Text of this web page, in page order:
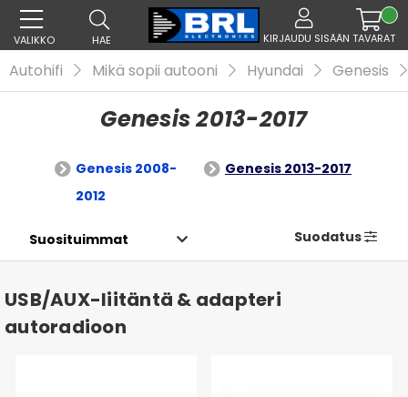
VALIKKO HAE KIRJAUDU SISÄÄN TAVARAT
Autohifi Mikä sopii autooni Hyundai Genesis
Genesis 2013-2017
Genesis 2008-
2012
Genesis 2013-2017
Suodatus
USB/AUX-liitäntä & adapteri
autoradioon